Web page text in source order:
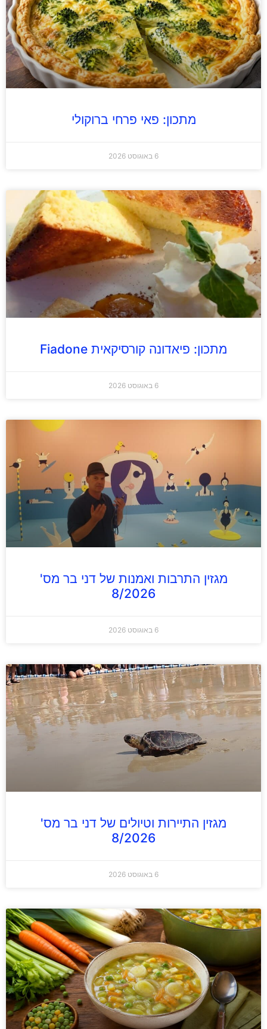
מתכון: פאי פרחי ברוקולי
6 באוגוסט 2026
מתכון: פיאדונה קורסיקאית Fiadone
6 באוגוסט 2026
מגזין התרבות ואמנות של דני בר מס'
8/2026
6 באוגוסט 2026
מגזין התיירות וטיולים של דני בר מס'
8/2026
6 באוגוסט 2026